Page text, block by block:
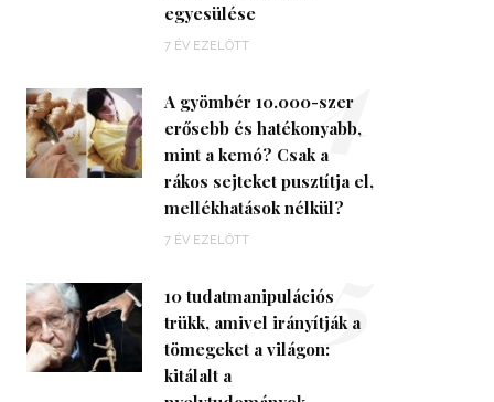
egyesülése
7 ÉV EZELŐTT
A gyömbér 10.000-szer
erősebb és hatékonyabb,
mint a kemó? Csak a
rákos sejteket pusztítja el,
mellékhatások nélkül?
7 ÉV EZELŐTT
4
10 tudatmanipulációs
trükk, amivel irányítják a
tömegeket a világon:
kitálalt a
5